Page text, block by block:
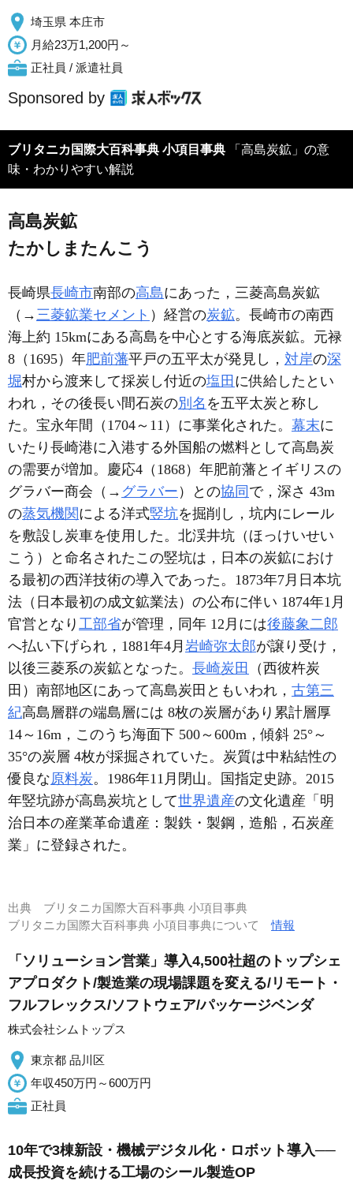
埼玉県 本庄市
月給23万1,200円～
正社員 / 派遣社員
Sponsored by
ブリタニカ国際大百科事典 小項目事典 「高島炭鉱」の意
味・わかりやすい解説
高島炭鉱
たかしまたんこう
長崎県長崎市南部の高島にあった，三菱高島炭鉱
（→三菱鉱業セメント ）経営の炭鉱。長崎市の南西
海上約 15kmにある高島を中心とする海底炭鉱。元禄
8（1695）年肥前藩平戸の五平太が発見し， 対岸の深
堀村から渡来して採炭し付近の塩田 に供給したとい
われ，その後長い間石炭の別名 を五平太炭と称し
た。宝永年間（1704～11）に事業化された。 幕末に
いたり長崎港に入港する外国船の燃料として高島炭
の需要が増加。慶応4（1868）年肥前藩とイギリスの
グラバー商会（→ グラバー ）との協同 で，深さ 43m
の蒸気機関による洋式竪坑を掘削し，坑内にレール
を敷設し炭車を使用した。北渓井坑（ほっけいせい
こう）と命名されたこの竪坑は，日本の炭鉱におけ
る最初の西洋技術の導入であった。1873年7月日本坑
法（日本最初の成文鉱業法）の公布に伴い 1874年1月
官営となり 工部省が管理，同年 12月には後藤象二郎
へ払い下げられ，1881年4月 岩崎弥太郎が譲り受け，
以後三菱系の炭鉱となった。 長崎炭田
（西彼杵炭
田）南部地区にあって高島炭田ともいわれ， 古第三
紀高島層群の端島層には 8枚の炭層があり累計層厚
14～16m，このうち海面下 500～600m，傾斜 25°～
35°の炭層 4枚が採掘されていた。炭質は中粘結性の
優良な原料炭。1986年11月閉山。国指定史跡。2015
年竪坑跡が高島炭坑として世界遺産の文化遺産「明
治日本の産業革命遺産：製鉄・製鋼，造船，石炭産
業」に登録された。
出典 ブリタニカ国際大百科事典 小項目事典
ブリタニカ国際大百科事典 小項目事典について情報
「ソリューション営業」導入4,500社超のトップシェ
アプロダクト/製造業の現場課題を変える/リモート・
フルフレックス/ソフトウェア/パッケージベンダ
株式会社シムトップス
東京都 品川区
年収450万円～600万円
正社員
10年で3棟新設・機械デジタル化・ロボット導入──
成長投資を続ける工場のシール製造OP